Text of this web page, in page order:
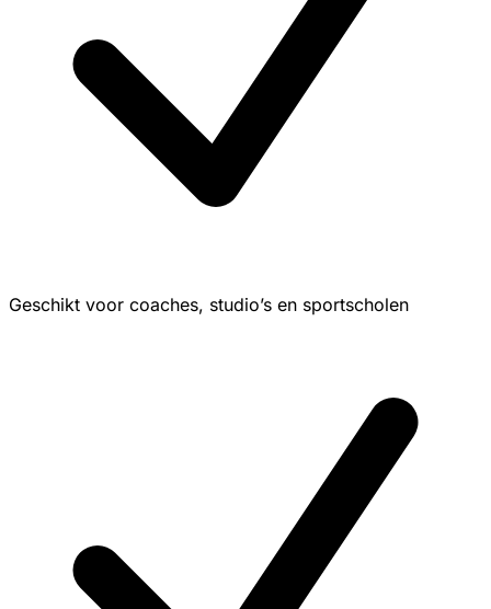
Geschikt voor coaches, studio’s en sportscholen